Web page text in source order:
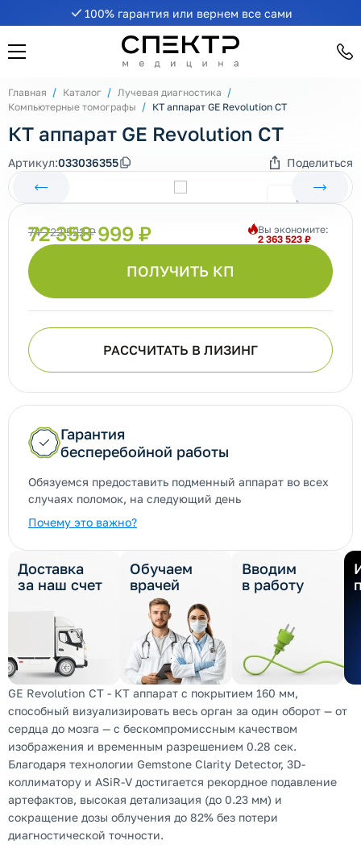
100% гарантия или вернем все сами
Главная Каталог
Лучевая диагностика
Компьютерные томографы
КТ аппарат GE Revolution CT
КТ аппарат GE Revolution CT
Артикул:033036355 Поделиться
ПОЛУЧИТЬ КП
74 722 522 ₽
72 358 999 ₽
Вы экономите:
2 363 523 ₽
РАССЧИТАТЬ В ЛИЗИНГ
Гарантия
бесперебойной работы
Обязуемся предоставить подменный аппарат во всех
случаях поломок, на следующий день
Почему это важно?
Доставка
за наш счет
Обучаем
врачей
Вводим
в работу
GE Revolution CT - КТ аппарат с покрытием 160 мм,
способный визуализировать весь орган за один оборот — от
сердца до мозга — с бескомпромиссным качеством
изображения и временным разрешением 0.28 сек.
Благодаря технологии Gemstone Clarity Detector, 3D-
коллиматору и ASiR-V достигается рекордное подавление
артефактов, высокая детализация (до 0.23 мм) и
сокращение дозы облучения до 82% без потери
диагностической точности.